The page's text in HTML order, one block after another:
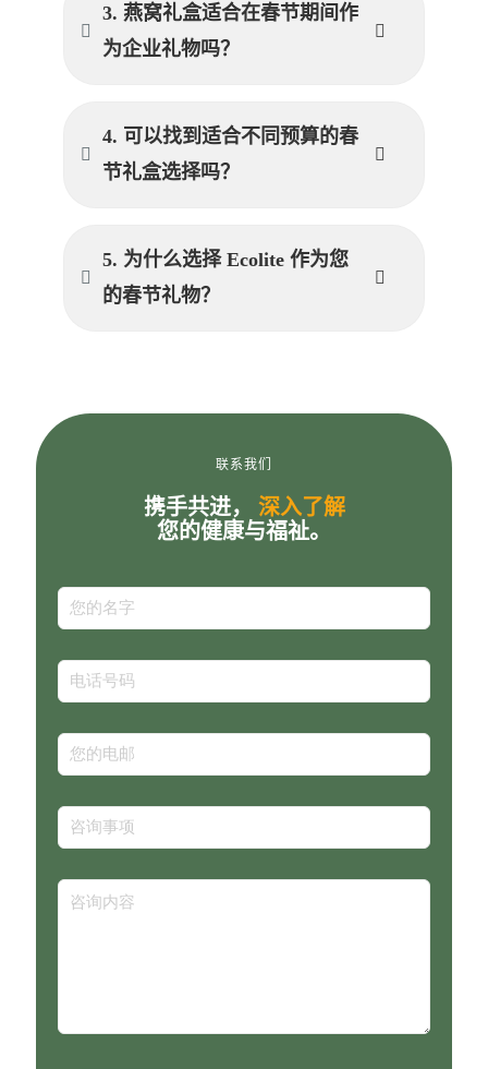
3. 燕窝礼盒适合在春节期间作
为企业礼物吗？
4. 可以找到适合不同预算的春
节礼盒选择吗？
5. 为什么选择 Ecolite 作为您
的春节礼物？
联系我们
携手共进， 深入了解
您的健康与福祉。